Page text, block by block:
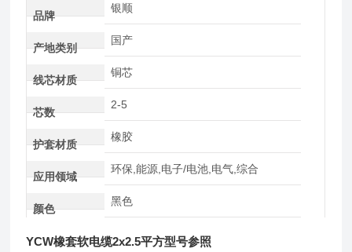
品牌
银顺
产地类别
国产
线芯材质
铜芯
芯数
2-5
护套材质
橡胶
应用领域
环保,能源,电子/电池,电气,综合
颜色
黑色
YCW橡套软电缆2x2.5平方型号参照